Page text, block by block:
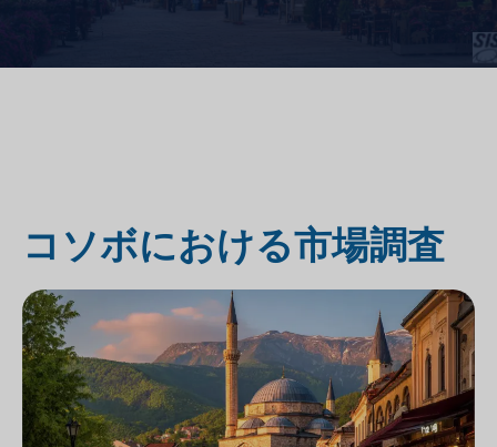
コソボにおける市場調査